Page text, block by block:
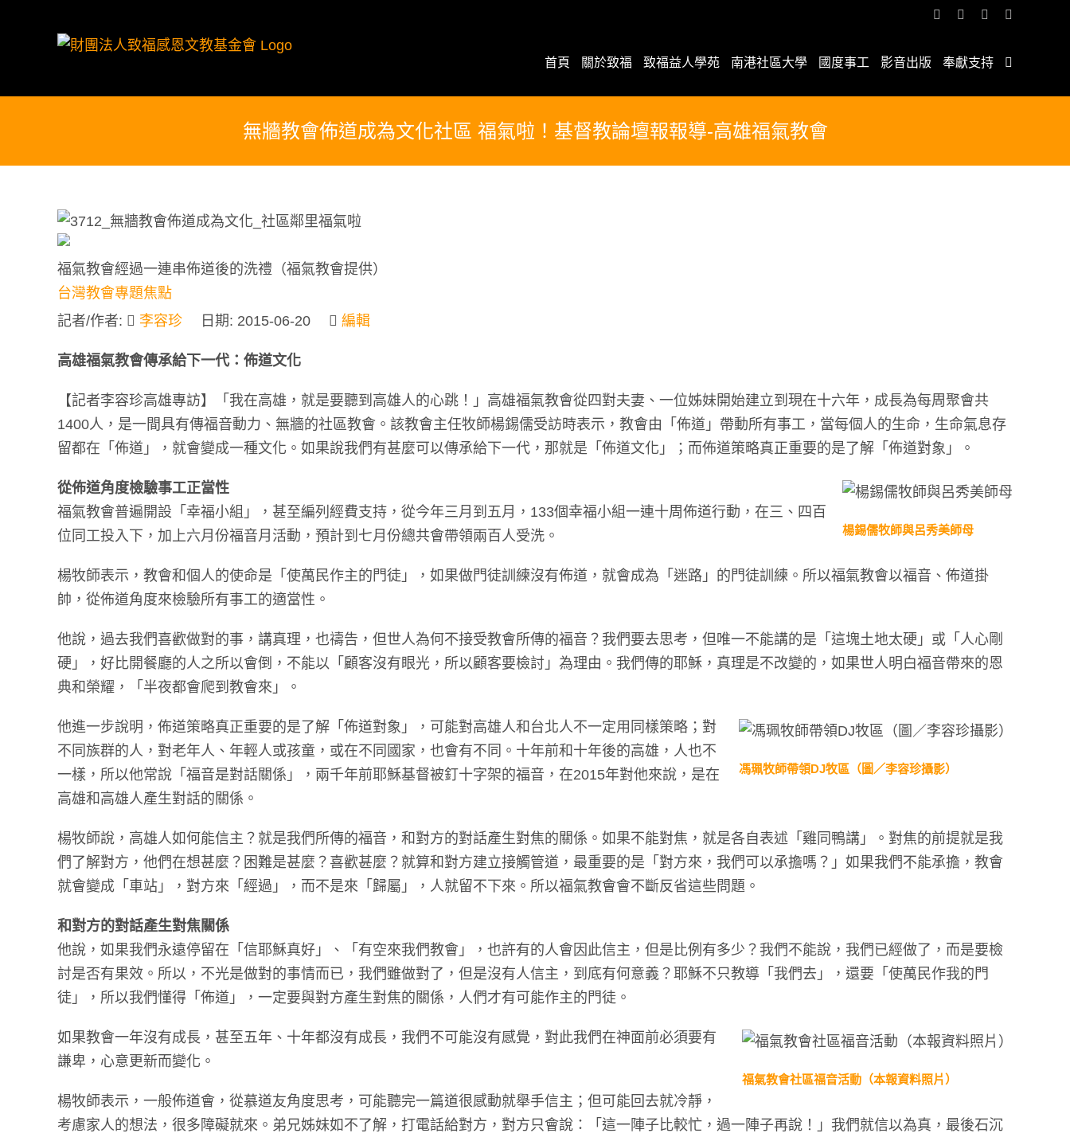
FacebookYouTube
Email:
首頁 關於致福 致福益人學苑 南港社區大學 國度事工 影音出版 奉獻支持
無牆教會佈道成為文化社區 福氣啦！基督教論壇報報導-高雄福氣教會
福氣教會經過一連串佈道後的洗禮（福氣教會提供）
台灣教會專題焦點
記者/作者:
李容珍 日期: 2015-06-20 編輯
高雄福氣教會傳承給下一代：佈道文化
【記者李容珍高雄專訪】「我在高雄，就是要聽到高雄人的心跳！」高雄福氣教會從四對夫妻、一位姊妹開始建立到現在十六年，成長為每周聚會共
1400人，是一間具有傳福音動力、無牆的社區教會。該教會主任牧師楊錫儒受訪時表示，教會由「佈道」帶動所有事工，當每個人的生命，生命氣息存
留都在「佈道」，就會變成一種文化。如果說我們有甚麼可以傳承給下一代，那就是「佈道文化」；而佈道策略真正重要的是了解「佈道對象」。
楊錫儒牧師與呂秀美師母
從佈道角度檢驗事工正當性
福氣教會普遍開設「幸福小組」，甚至編列經費支持，從今年三月到五月，133個幸福小組一連十周佈道行動，在三、四百
位同工投入下，加上六月份福音月活動，預計到七月份總共會帶領兩百人受洗。
楊牧師表示，教會和個人的使命是「使萬民作主的門徒」，如果做門徒訓練沒有佈道，就會成為「迷路」的門徒訓練。所以福氣教會以福音、佈道掛
帥，從佈道角度來檢驗所有事工的適當性。
他說，過去我們喜歡做對的事，講真理，也禱告，但世人為何不接受教會所傳的福音？我們要去思考，但唯一不能講的是「這塊土地太硬」或「人心剛
硬」，好比開餐廳的人之所以會倒，不能以「顧客沒有眼光，所以顧客要檢討」為理由。我們傳的耶穌，真理是不改變的，如果世人明白福音帶來的恩
典和榮耀，「半夜都會爬到教會來」。
馮珮牧師帶領DJ牧區（圖／李容珍攝影）
他進一步說明，佈道策略真正重要的是了解「佈道對象」，可能對高雄人和台北人不一定用同樣策略；對
不同族群的人，對老年人、年輕人或孩童，或在不同國家，也會有不同。十年前和十年後的高雄，人也不
一樣，所以他常說「福音是對話關係」，兩千年前耶穌基督被釘十字架的福音，在2015年對他來說，是在
高雄和高雄人產生對話的關係。
楊牧師說，高雄人如何能信主？就是我們所傳的福音，和對方的對話產生對焦的關係。如果不能對焦，就是各自表述「雞同鴨講」。對焦的前提就是我
們了解對方，他們在想甚麼？困難是甚麼？喜歡甚麼？就算和對方建立接觸管道，最重要的是「對方來，我們可以承擔嗎？」如果我們不能承擔，教會
就會變成「車站」，對方來「經過」，而不是來「歸屬」，人就留不下來。所以福氣教會會不斷反省這些問題。
和對方的對話產生對焦關係
他說，如果我們永遠停留在「信耶穌真好」、「有空來我們教會」，也許有的人會因此信主，但是比例有多少？我們不能說，我們已經做了，而是要檢
討是否有果效。所以，不光是做對的事情而已，我們雖做對了，但是沒有人信主，到底有何意義？耶穌不只教導「我們去」，還要「使萬民作我的門
徒」，所以我們懂得「佈道」，一定要與對方產生對焦的關係，人們才有可能作主的門徒。
福氣教會社區福音活動（本報資料照片）
如果教會一年沒有成長，甚至五年、十年都沒有成長，我們不可能沒有感覺，對此我們在神面前必須要有
謙卑，心意更新而變化。
楊牧師表示，一般佈道會，從慕道友角度思考，可能聽完一篇道很感動就舉手信主；但可能回去就冷靜，
考慮家人的想法，很多障礙就來。弟兄姊妹如不了解，打電話給對方，對方只會說：「這一陣子比較忙，過一陣子再說！」我們就信以為真，最後石沉